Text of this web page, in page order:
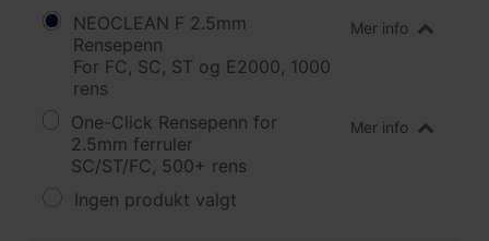
NEOCLEAN F 2.5mm
Rensepenn
For FC, SC, ST og E2000, 1000
rens
Mer info
One-Click Rensepenn for
2.5mm ferruler
SC/ST/FC, 500+ rens
Mer info
Ingen produkt valgt